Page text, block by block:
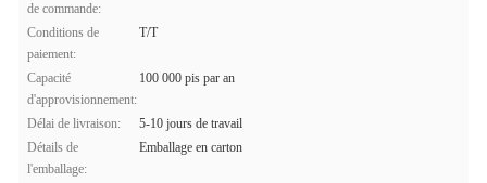
de commande:
Conditions de
paiement:
T/T
Capacité
d'approvisionnement:
100 000 pis par an
Délai de livraison:
5-10 jours de travail
Détails de
l'emballage:
Emballage en carton